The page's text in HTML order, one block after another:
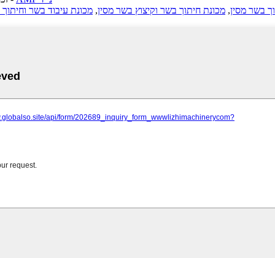
בשר מסין, מכונת חיתוך בשר וקיצוץ בשר מסין, מכונת עיבוד בשר